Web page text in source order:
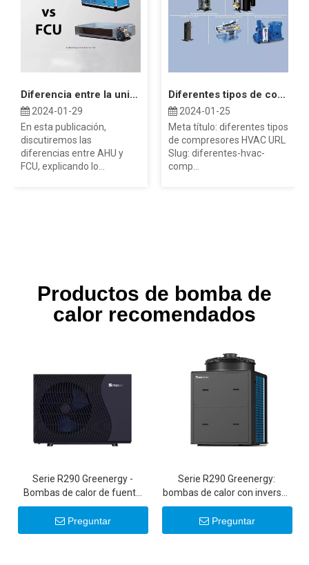
Diferencia entre la unidad Fan Coil AHU y FCU
2024-01-29
En esta publicación,
discutiremos las
diferencias entre AHU y
FCU, explicando lo...
Diferentes tipos de compresores HVAC
2024-01-25
Meta título: diferentes tipos
de compresores HVAC URL
Slug: diferentes-hvac-
comp...
Productos de bomba de
calor recomendados
Serie R290 Greenergy -
Bombas de calor de fuente
de aire con inversor de CC
ultrasilenciosas de 6-22 KW
20 KW 22 KW
Preguntar
Serie R290 Greenergy:
bombas de calor con inversor
comercial de 50 KW/100 KW
Preguntar